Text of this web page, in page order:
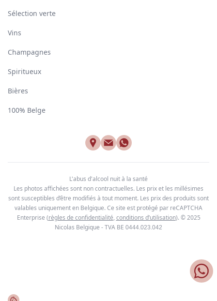
Sélection verte
Vins
Champagnes
Spiritueux
Bières
100% Belge
L'abus d'alcool nuit à la santé
Les photos affichées sont non contractuelles. Les prix et les millésimes
sont susceptibles d’être modifiés à tout moment. Les prix des produits sont
valables uniquement en Belgique. Ce site est protégé par reCAPTCHA
Enterprise (règles de confidentialité, conditions d’utilisation). © 2025
Nicolas Belgique - TVA BE 0444.023.042